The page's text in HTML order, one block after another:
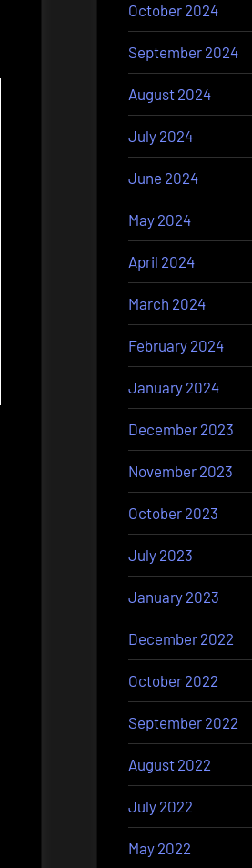
October 2024
September 2024
August 2024
July 2024
June 2024
May 2024
April 2024
March 2024
February 2024
January 2024
December 2023
November 2023
October 2023
July 2023
January 2023
December 2022
October 2022
September 2022
August 2022
July 2022
May 2022